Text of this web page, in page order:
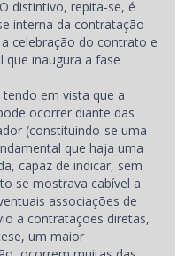
distintivo, repita-se, é
interna da contratação
celebração do contrato e
que inaugura a fase
em vista que a
ocorrer diante das
(constituindo-se uma
que haja uma
capaz de indicar, sem
se mostrava cabível a
associações de
a contratações diretas,
um maior